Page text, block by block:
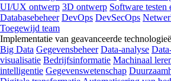
UI/UX ontwerp 3D ontwerp Software testen
Databasebeheer DevOps DevSecOps
Toegewijd team
Implementatie van geavanceerde
Big Data Gegevensbeheer Data-analyse
visualisatie Bedrijfsinformatie Machinaal
intelligentie Gegevenswetenschap